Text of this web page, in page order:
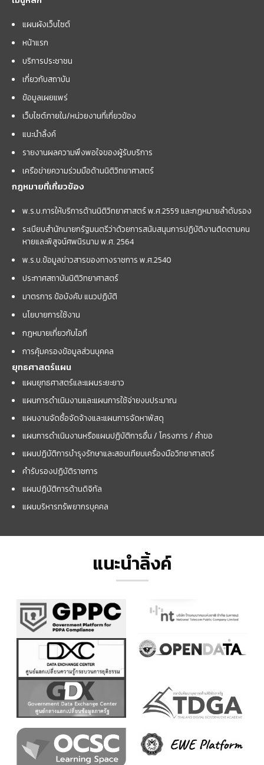
แผนผังเว็บไซต์
หน้าแรก
บริการประชาชน
เกี่ยวกับสถาบัน
ข้อมูลเผยแพร่
เว็บไซต์ภายใน/หน่วยงานที่เกี่ยวข้อง
แนะนำลิ้งค์
รายงานผลความพึงพอใจของผู้รับบริการ
เครือข่ายความร่วมมือด้านนิติวิทยาศาสตร์
กฎหมายที่เกี่ยวข้อง
พ.ร.บ.การให้บริการด้านนิติวิทยาศาสตร์ พ.ศ.2559 และกฏหมายลำดับรอง
ระเบียบสำนักนายกรัฐมนตรีว่าด้วยการสนับสนุนการปฏิบัติงานติดตามคน
หายและพิสูจน์ศพนิรนาม พ.ศ. 2564
พ.ร.บ.ข้อมูลข่าวสารของทางราชการ พ.ศ.2540
ประกาศสถาบันนิติวิทยาศาสตร์
มาตรการ ข้อบังคับ แนวปฏิบัติ
นโยบายการใช้งาน
กฎหมายเกี่ยวกับไอที
การคุ้มครองข้อมูลส่วนบุคคล
ยุทธศาสตร์แผน
แผนยุทธศาสตร์และแผนระยะยาว
แผนการดำเนินงานและแผนการใช้จ่ายงบประมาณ
แผนงานจัดซื้อจัดจ้างและแผนการจัดหาพัสดุ
แผนการดำเนินงานหรือแผนปฏิบัติการอื่น / โครงการ / คำขอ
แผนปฏิบัติการบำรุงรักษาและสอบเทียบเครื่องมือวิทยาศาสตร์
คำรับรองปฏิบัติราชการ
แผนปฏิบัติการด้านดิจิทัล
แผนบริหารทรัพยากรบุคคล
แนะนำลิ้งค์